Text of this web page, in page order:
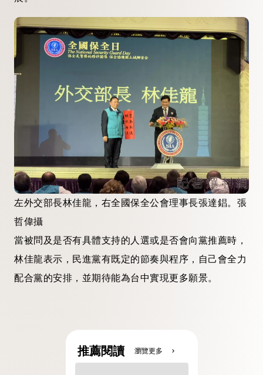
左外交部長林佳龍，右全國保全公會理事長張達錩。張
哲偉攝
當被問及是否有具體支持的人選或是否會向黨推薦時，
林佳龍表示，民進黨有既定的節奏與程序，自己會全力
配合黨的安排，並期待能為台中實現更多願景。
推薦閱讀 瀏覽更多 chevron_right